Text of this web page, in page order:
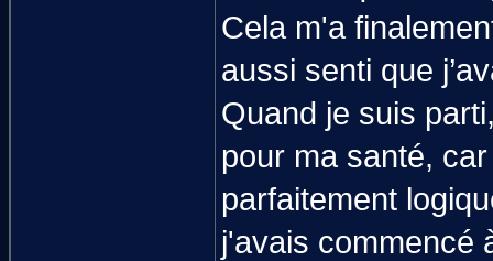
Cela m'a
aussi senti que
Quand je suis
pour ma santé,
parfaitement
j'avais commencé